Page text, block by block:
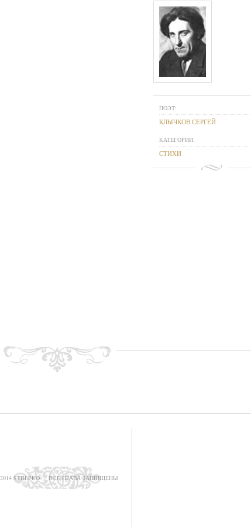
ПОЭТ:
КЛЫЧКОВ СЕРГЕЙ
КАТЕГОРИИ:
СТИХИ
STIH.PRO ВСЕ ПРАВА ЗАЩИЩЕНЫ